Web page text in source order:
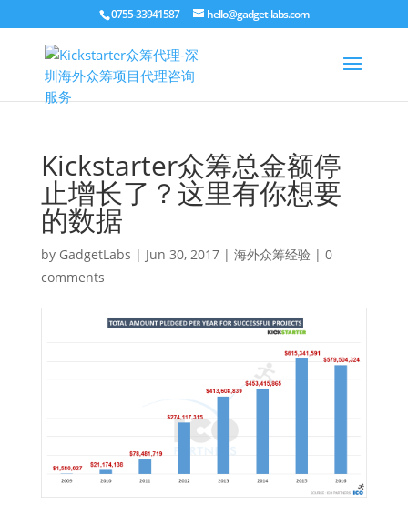
0755-33941587 hello@gadget-labs.com
Kickstarter众筹总金额停
止增长了？这里有你想要
的数据
by GadgetLabs | Jun 30, 2017| 海外众筹经验| 0
comments